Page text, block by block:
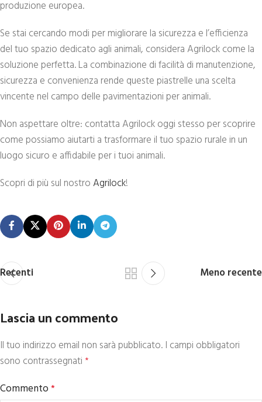
produzione europea.
Se stai cercando modi per migliorare la sicurezza e l’efficienza
del tuo spazio dedicato agli animali, considera Agrilock come la
soluzione perfetta. La combinazione di facilità di manutenzione,
sicurezza e convenienza rende queste piastrelle una scelta
vincente nel campo delle pavimentazioni per animali.
Non aspettare oltre: contatta Agrilock oggi stesso per scoprire
come possiamo aiutarti a trasformare il tuo spazio rurale in un
luogo sicuro e affidabile per i tuoi animali.
Scopri di più sul nostroAgrilock!
Recenti Meno recente
Lascia un commento
Il tuo indirizzo email non sarà pubblicato. I campi obbligatori
sono contrassegnati*
Commento*